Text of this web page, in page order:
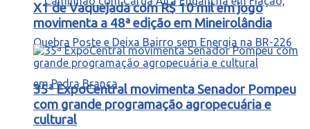
X1 de Vaquejada com R$ 10 mil em jogo
movimenta a 48ª edição em Mineirolândia
35ª ExpoCentral movimenta Senador Pompeu
com grande programação agropecuária e
cultural